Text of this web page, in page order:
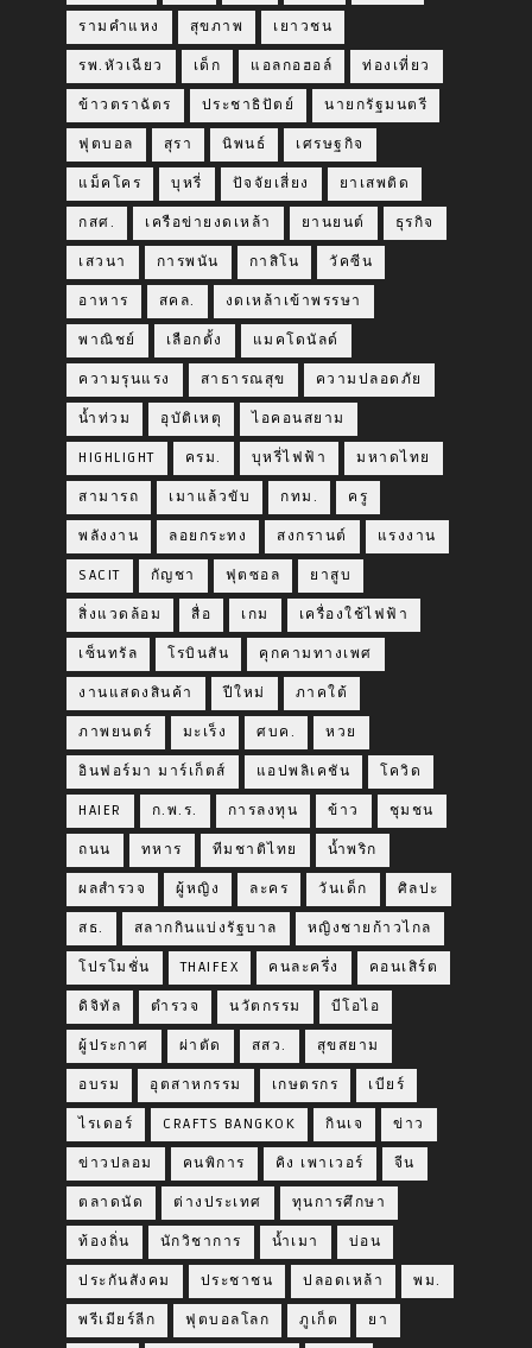
รามคำแหง สุขภาพ เยาวชน
รพ.หัวเฉียว เด็ก แอลกอฮอล์ ท่องเที่ยว
ข้าวตราฉัตร ประชาธิปัตย์ นายกรัฐมนตรี
ฟุตบอล สุรา นิพนธ์ เศรษฐกิจ
แม็คโคร บุหรี่ ปัจจัยเสี่ยง ยาเสพติด
กสศ. เครือข่ายงดเหล้า ยานยนต์ ธุรกิจ
เสวนา การพนัน กาสิโน วัคซีน
อาหาร สคล. งดเหล้าเข้าพรรษา
พาณิชย์ เลือกตั้ง แมคโดนัลด์
ความรุนแรง สาธารณสุข ความปลอดภัย
น้ำท่วม อุบัติเหตุ ไอคอนสยาม
HIGHLIGHT ครม. บุหรี่ไฟฟ้า มหาดไทย
สามารถ เมาแล้วขับ กทม. ครู
พลังงาน ลอยกระทง สงกรานต์ แรงงาน
SACIT กัญชา ฟุตซอล ยาสูบ
สิ่งแวดล้อม สื่อ เกม เครื่องใช้ไฟฟ้า
เซ็นทรัล โรบินสัน คุกคามทางเพศ
งานแสดงสินค้า ปีใหม่ ภาคใต้
ภาพยนตร์ มะเร็ง ศบค. หวย
อินฟอร์มา มาร์เก็ตส์ แอปพลิเคชัน โควิด
HAIER ก.พ.ร. การลงทุน ข้าว ชุมชน
ถนน ทหาร ทีมชาติไทย น้ำพริก
ผลสำรวจ ผู้หญิง ละคร วันเด็ก ศิลปะ
สธ. สลากกินแบ่งรัฐบาล หญิงชายก้าวไกล
โปรโมชั่น THAIFEX คนละครึ่ง คอนเสิร์ต
ดิจิทัล ตำรวจ นวัตกรรม บีโอไอ
ผู้ประกาศ ผ่าตัด สสว. สุขสยาม
อบรม อุตสาหกรรม เกษตรกร เบียร์
ไรเดอร์ CRAFTS BANGKOK กินเจ ข่าว
ข่าวปลอม คนพิการ คิง เพาเวอร์ จีน
ตลาดนัด ต่างประเทศ ทุนการศึกษา
ท้องถิ่น นักวิชาการ น้ำเมา บ่อน
ประกันสังคม ประชาชน ปลอดเหล้า พม.
พรีเมียร์ลีก ฟุตบอลโลก ภูเก็ต ยา